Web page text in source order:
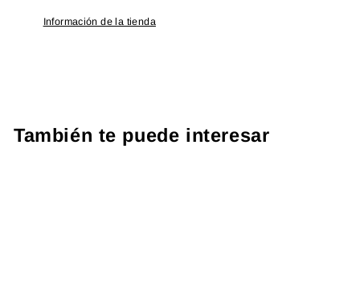
Información de la tienda
También te puede interesar